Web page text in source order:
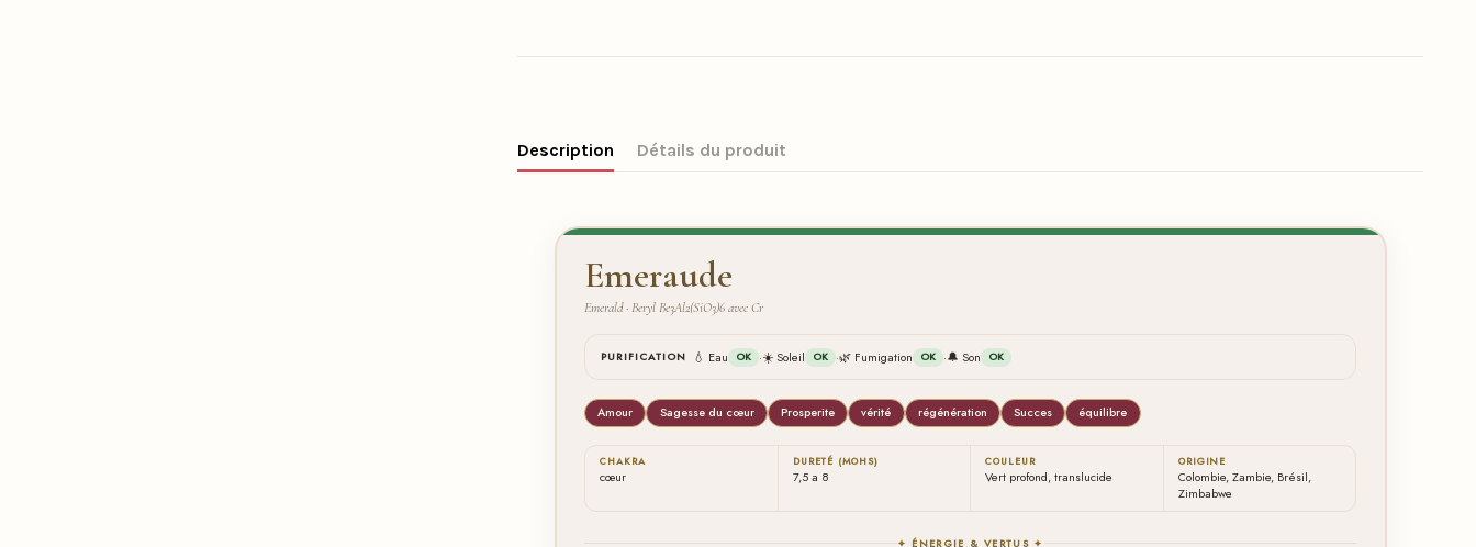
Description Détails du produit
Emeraude
Emerald · Beryl Be3Al2(SiO3)6 avec Cr
PURIFICATION 💧 Eau OK ·☀️ Soleil OK ·🌿 Fumigation OK ·🔔 Son OK
Amour Sagesse du cœur Prosperite vérité régénération Succes équilibre
CHAKRA
cœur
DURETÉ (MOHS)
7,5 a 8
COULEUR
Vert profond, translucide
ORIGINE
Colombie, Zambie, Brésil,
Zimbabwe
✦ ÉNERGIE & VERTUS ✦